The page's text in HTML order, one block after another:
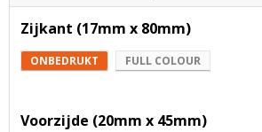
Zijkant (17mm x 80mm)
ONBEDRUKT FULL COLOUR
Voorzijde (20mm x 45mm)